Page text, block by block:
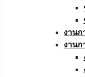
งานก
งาน